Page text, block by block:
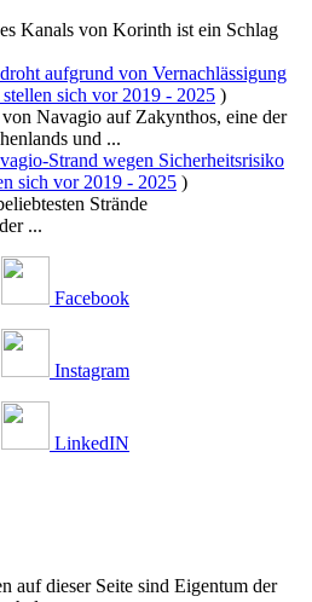
Kanals von Korinth ist ein Schlag
aufgrund von Vernachlässigung
sich vor 2019 - 2025 )
Navagio auf Zakynthos, eine der
und ...
Strand wegen Sicherheitsrisiko
sich vor 2019 - 2025 )
Strände
...
Facebook
Instagram
LinkedIN
auf dieser Seite sind Eigentum der